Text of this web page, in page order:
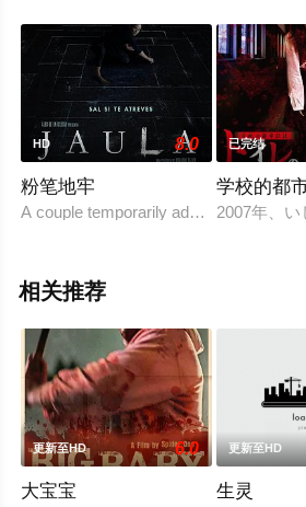
HD 8.0
粉笔地牢
A couple temporarily adopts a young
已完结
学校的都
2007年、
相关推荐
更新至HD 6.0
大宝宝
更新至HD
生灵